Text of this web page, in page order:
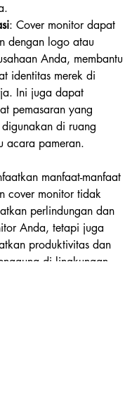
: Cover monitor dapat
dengan logo atau
Anda, membantu
identitas merek di
Ini juga dapat
pemasaran yang
di ruang
acara pameran.
manfaat-manfaat
cover monitor tidak
perlindungan dan
Anda, tetapi juga
produktivitas dan
di lingkungan